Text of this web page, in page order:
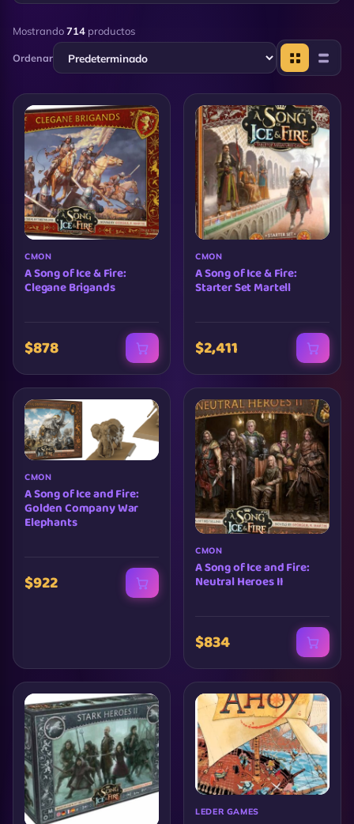
Mostrando714 productos
Ordenar
CMON
A Song of Ice & Fire:
Clegane Brigands
$878
CMON
A Song of Ice & Fire:
Starter Set Martell
$2,411
CMON
A Song of Ice and Fire:
Golden Company War
Elephants
$922
CMON
A Song of Ice and Fire:
Neutral Heroes II
$834
LEDER GAMES